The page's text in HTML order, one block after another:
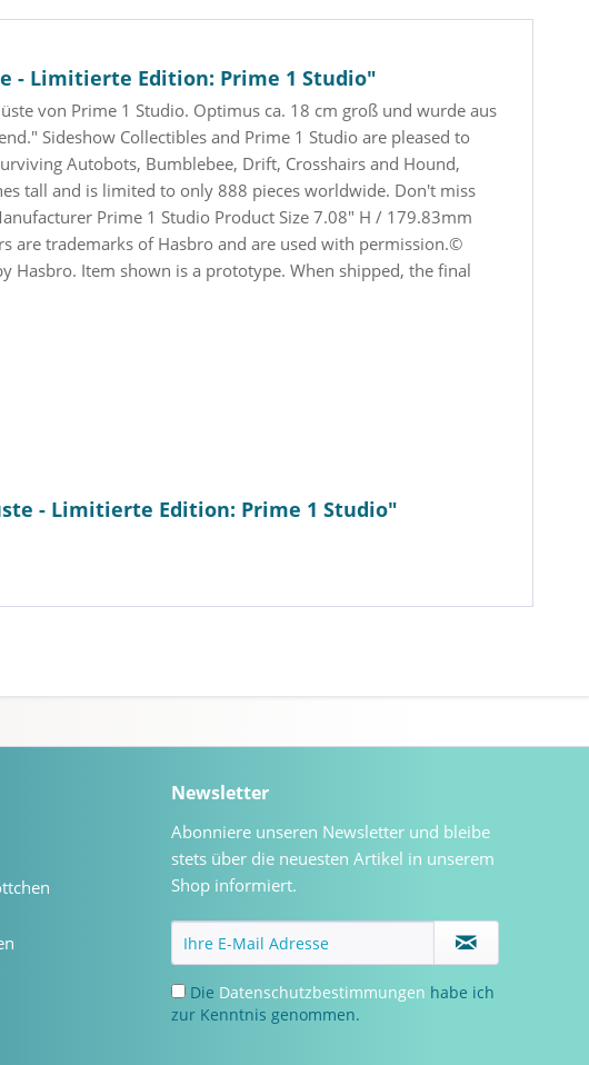
- Limitierte Edition: Prime 1 Studio"
von Prime 1 Studio. Optimus ca. 18 cm groß und wurde aus
Sideshow Collectibles and Prime 1 Studio are pleased to
Autobots, Bumblebee, Drift, Crosshairs and Hound,
tall and is limited to only 888 pieces worldwide. Don't miss
Prime 1 Studio Product Size 7.08" H / 179.83mm
are trademarks of Hasbro and are used with permission.©
Hasbro. Item shown is a prototype. When shipped, the final
- Limitierte Edition: Prime 1 Studio"
Newsletter
Abonniere unseren Newsletter und bleibe
stets über die neuesten Artikel in unserem
Shop informiert.
Die Datenschutzbestimmungen habe ich
zur Kenntnis genommen.